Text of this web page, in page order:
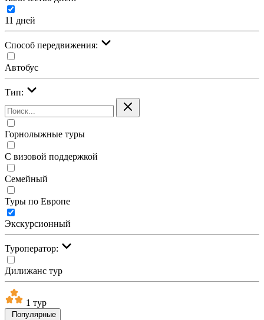
11 дней
Cпособ передвижения:
Автобус
Тип:
Горнолыжные туры
С визовой поддержкой
Семейный
Туры по Европе
Экскурсионный
Туроператор:
Дилижанс тур
1 тур
Популярные